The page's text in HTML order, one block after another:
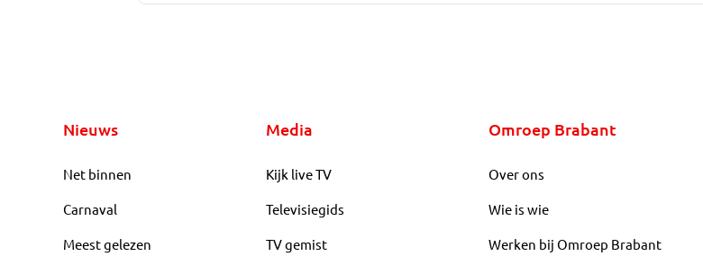
Nieuws
Net binnen
Carnaval
Meest gelezen
Media
Kijk live TV
Televisiegids
TV gemist
Omroep Brabant
Over ons
Wie is wie
Werken bij Omroep Brabant